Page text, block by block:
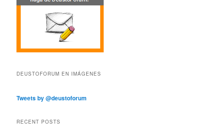
DEUSTOFORUM EN IMÁGENES
Tweets by @deustoforum
RECENT POSTS